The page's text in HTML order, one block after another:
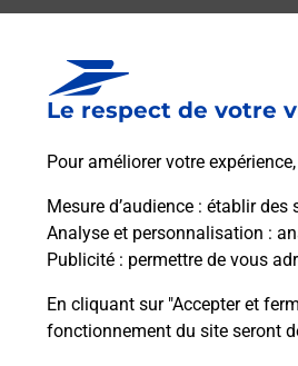
Le respect de votre
Pour améliorer votre
Mesure d’audience : établir des
Analyse et personnalisation :
Publicité : permettre de vous
En cliquant sur "Accepter et
fonctionnement du site seront
Boîte aux lettres
Prochaine collecte du
36100 Meunet Planches
Itinéraire